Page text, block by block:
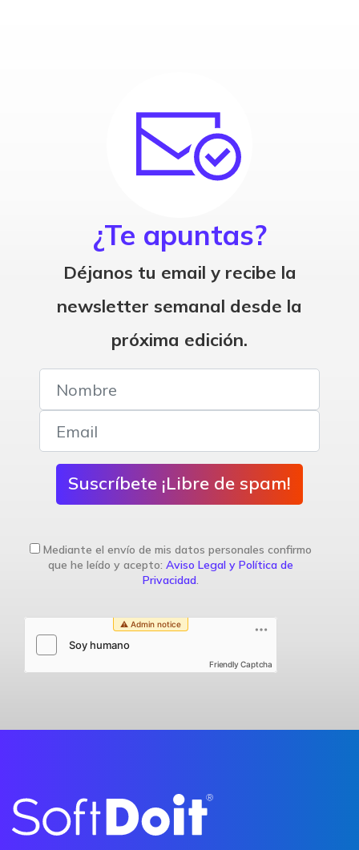
¿Te apuntas?
Déjanos tu email y recibe la
newsletter semanal desde la
próxima edición.
Suscríbete ¡Libre de spam!
Mediante el envío de mis datos personales confirmo
que he leído y acepto: Aviso Legal y Política de
Privacidad.
Friendly Captcha